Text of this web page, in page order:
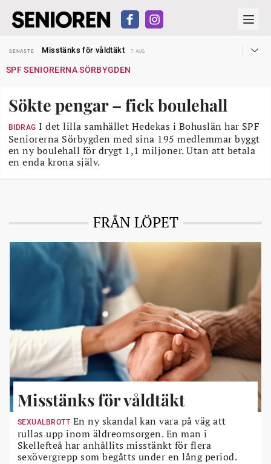
SENASTE
Misstänks för våldtäkt
7 AUG
SENASTE
Kravet: Nu måste 65-årsgränsen bort
SENASTE
Hyror rusar ifrån äldres bostadstillägg
28 JUL
SENASTE
Liten höjning av garantipensionen
27 JUL
SENASTE
Misstänks för våldtäkt 7 AUG
SPF SENIORERNA SÖRBYGDEN
Sökte pengar – fick boulehall
BIDRAG I det lilla samhället Hedekas i Bohuslän har SPF
Seniorerna Sörbygden med sina 195 medlemmar byggt
en ny boulehall för drygt 1,1 miljoner. Utan att betala
en enda krona själv.
FRÅN LÖPET
Misstänks för våldtäkt
SEXUALBROTT En ny skandal kan vara på väg att
rullas upp inom äldreomsorgen. En man i
Skellefteå har anhållits misstänkt för flera
sexövergrepp som begåtts under en lång period.